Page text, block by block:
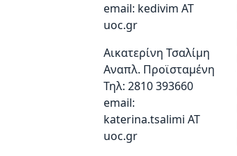
email: kedivim AT
uoc.gr
Αικατερίνη Τσαλίμη
Αναπλ. Προϊσταμένη
Τηλ: 2810 393660
email:
katerina.tsalimi ΑΤ
uoc.gr